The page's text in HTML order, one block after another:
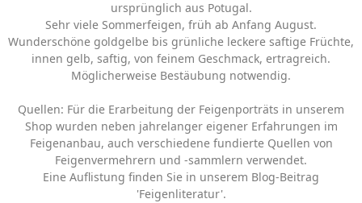
ursprünglich aus Potugal.
Sehr viele Sommerfeigen, früh ab Anfang August.
Wunderschöne goldgelbe bis grünliche leckere saftige Früchte,
innen gelb, saftig, von feinem Geschmack, ertragreich.
Möglicherweise Bestäubung notwendig.
Quellen: Für die Erarbeitung der Feigenporträts in unserem
Shop wurden neben jahrelanger eigener Erfahrungen im
Feigenanbau, auch verschiedene fundierte Quellen von
Feigenvermehrern und -sammlern verwendet.
Eine Auflistung finden Sie in unserem Blog-Beitrag
'Feigenliteratur'.